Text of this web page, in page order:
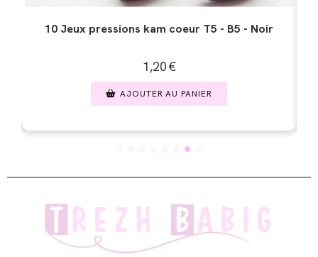
10 Jeux pressions kam coeur T5 - B13 -Gris
1,20€
AJOUTER AU PANIER